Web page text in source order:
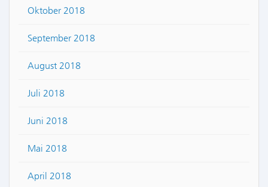
Oktober 2018
September 2018
August 2018
Juli 2018
Juni 2018
Mai 2018
April 2018